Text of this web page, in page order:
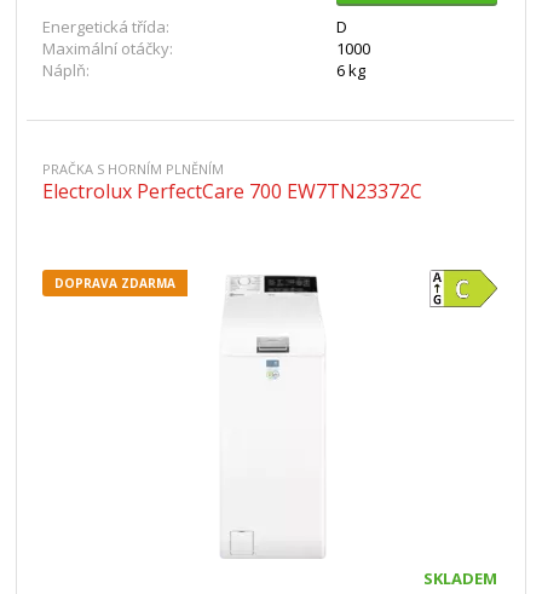
Energetická třída:
D
Maximální otáčky:
1000
Náplň:
6 kg
PRAČKA S HORNÍM PLNĚNÍM
Electrolux PerfectCare 700 EW7TN23372C
DOPRAVA ZDARMA
SKLADEM